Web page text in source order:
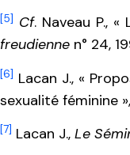
[5] Cf. Naveau P.,
freudienne n° 24,
[6] Lacan J., «
sexualité féminine »,
[7] Lacan J., Le